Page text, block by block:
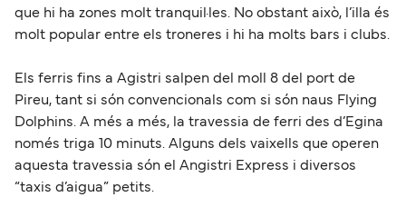
que hi ha zones molt tranquil·les. No obstant això, l’illa és
molt popular entre els troneres i hi ha molts bars i clubs.
Els ferris fins a Agistri salpen del moll 8 del port de
Pireu, tant si són convencionals com si són naus Flying
Dolphins. A més a més, la travessia de ferri des d’Egina
només triga 10 minuts. Alguns dels vaixells que operen
aquesta travessia són el Angistri Express i diversos
“taxis d’aigua” petits.